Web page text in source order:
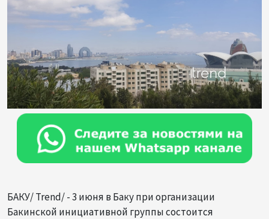
БАКУ/ Trend/ - 3 июня в Баку при организации
Бакинской инициативной группы состоится